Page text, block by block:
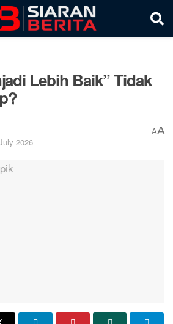
Lebih Baik’’ Tidak
2026
AA